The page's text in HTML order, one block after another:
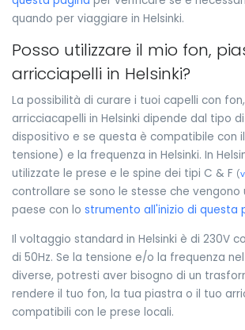
quando per viaggiare in Helsinki.
Posso utilizzare il mio fon,
arricciapelli in Helsinki?
La possibilità di curare i tuoi capelli con
arricciacapelli in Helsinki dipende dal tipo
dispositivo e se questa è compatibile con
tensione) e la frequenza in Helsinki. In
utilizzate le prese e le spine dei tipi C & F (
controllare se sono le stesse che vengono
paese con lo strumento all'inizio di questa
Il voltaggio standard in Helsinki è di 230V
di 50Hz. Se la tensione e/o la frequenza
diverse, potresti aver bisogno di un
rendere il tuo fon, la tua piastra o il tuo
compatibili con le prese locali.